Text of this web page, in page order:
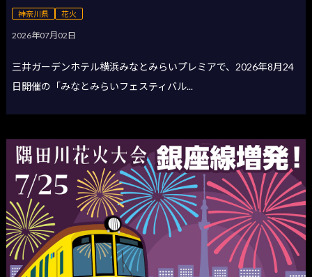
神奈川県 花火
2026年07月02日
三井ガーデンホテル横浜みなとみらいプレミアで、2026年8月24
日開催の「みなとみらいフェスティバル...